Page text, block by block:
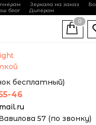
Зеркала на заказ
блог
Дилерам
бесплатный)
46
57 (по звонку)
0